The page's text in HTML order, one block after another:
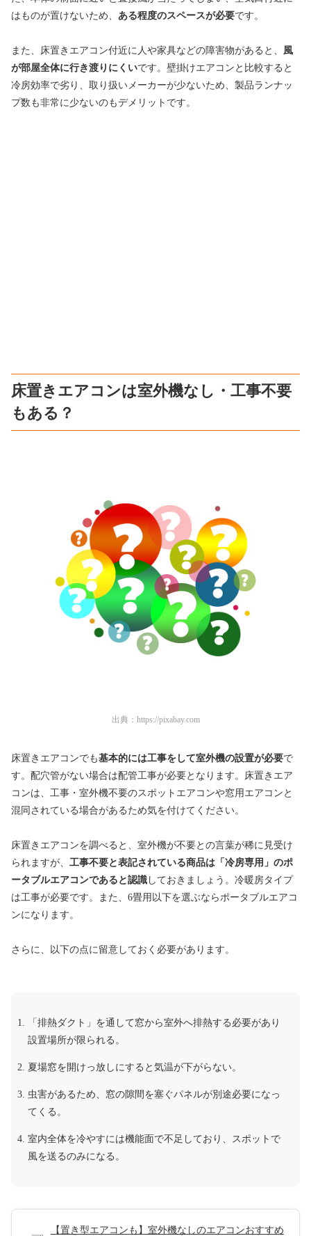
はものが置けないため、 ある程度のスペースが必要です。
また、床置きエアコン付近に人や家具などの障害物があると、 風
が部屋全体に行き渡りにくいです。壁掛けエアコンと比較すると
冷房効率で劣り、取り扱いメーカーが少ないため、製品ランナッ
プ数も非常に少ないのもデメリットです。
床置きエアコンは室外機なし・工事不要
もある？
出典： https://pixabay.com
床置きエアコンでも基本的には工事をして室外機の設置が必要で
す。配穴管がない場合は配管工事が必要となります。床置きエア
コンは、工事・室外機不要のスポットエアコンや窓用エアコンと
混同されている場合があるため気を付けてください。
床置きエアコンを調べると、室外機が不要との言葉が稀に見受け
られますが、 工事不要と表記されている商品は「冷房専用」のポ
ータブルエアコンであると認識 しておきましょう。冷暖房タイプ
は工事が必要です。また、6畳用以下を選ぶならポータブルエアコ
ンになります。
さらに、以下の点に留意しておく必要があります。
「排熱ダクト」を通して窓から室外へ排熱する必要があり
設置場所が限られる。
夏場窓を開けっ放しにすると気温が下がらない。
虫害があるため、窓の隙間を塞ぐパネルが別途必要になっ
てくる。
室内全体を冷やすには機能面で不足しており、スポットで
風を送るのみになる。
【置き型エアコンも】室外機なしのエアコンおすすめ